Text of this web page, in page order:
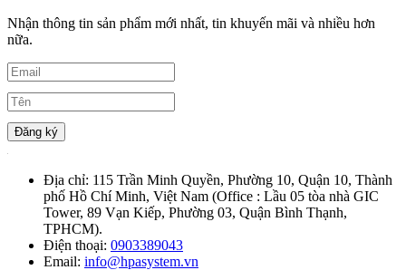
Nhận thông tin sản phẩm mới nhất, tin khuyến mãi và nhiều hơn
nữa.
Đăng ký
Địa chỉ: 115 Trần Minh Quyền, Phường 10, Quận 10, Thành
phố Hồ Chí Minh, Việt Nam (Office : Lầu 05 tòa nhà GIC
Tower, 89 Vạn Kiếp, Phường 03, Quận Bình Thạnh,
TPHCM).
Điện thoại: 0903389043
Email: info@hpasystem.vn